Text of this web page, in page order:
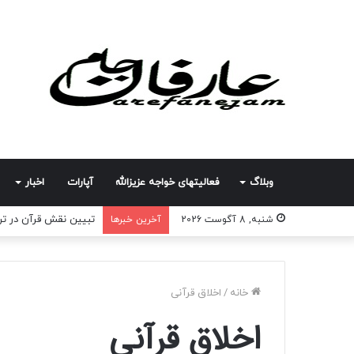
وبلاگ فعالیتهای خواجه عزیزالله آپارات اخبار
شنبه, 8 آگوست 2026 آخرین خبرها تبیین نقش قرآن در
خانه / اخلاق قرآنی
اخلاق قرآنی